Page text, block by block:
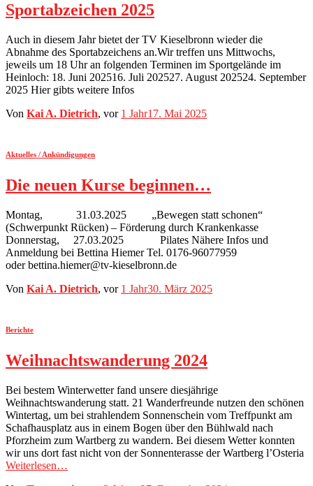
Sportabzeichen 2025
Auch in diesem Jahr bietet der TV Kieselbronn wieder die
Abnahme des Sportabzeichens an.Wir treffen uns Mittwochs,
jeweils um 18 Uhr an folgenden Terminen im Sportgelände im
Heinloch: 18. Juni 202516. Juli 202527. August 202524. September
2025 Hier gibts weitere Infos
Von Kai A. Dietrich, vor 1 Jahr17. Mai 2025
Aktuelles / Ankündigungen
Die neuen Kurse beginnen…
Montag, 31.03.2025 „Bewegen statt schonen“
(Schwerpunkt Rücken) – Förderung durch Krankenkasse
Donnerstag, 27.03.2025 Pilates Nähere Infos und
Anmeldung bei Bettina Hiemer Tel. 0176-96077959
oder bettina.hiemer@tv-kieselbronn.de
Von Kai A. Dietrich, vor 1 Jahr30. März 2025
Berichte
Weihnachtswanderung 2024
Bei bestem Winterwetter fand unsere diesjährige
Weihnachtswanderung statt. 21 Wanderfreunde nutzen den schönen
Wintertag, um bei strahlendem Sonnenschein vom Treffpunkt am
Schafhausplatz aus in einem Bogen über den Bühlwald nach
Pforzheim zum Wartberg zu wandern. Bei diesem Wetter konnten
wir uns dort fast nicht von der Sonnenterasse der Wartberg l’Osteria
Weiterlesen…